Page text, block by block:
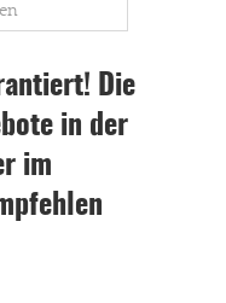
Die
in der
im